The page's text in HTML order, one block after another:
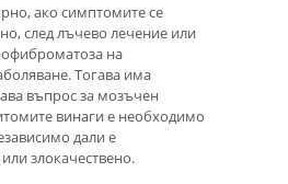
ако симптомите се
след лъчево лечение или
на
Тогава има
въпрос за мозъчен
винаги е необходимо
дали е
злокачествено.